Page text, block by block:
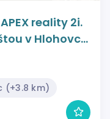
reality 2i.
v Hlohovci,
(+3.8 km)